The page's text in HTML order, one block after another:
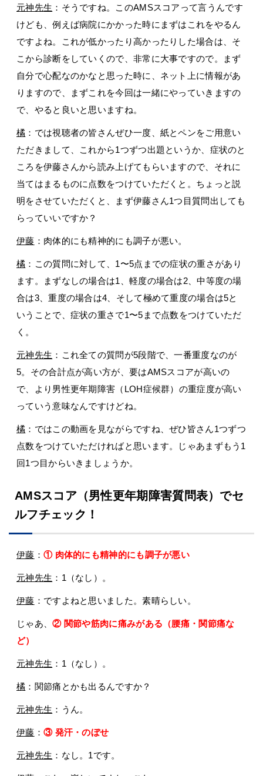
元神先生 ：そうですね。このAMSスコアって言うんです
けども、例えば病院にかかった時にまずはこれをやるん
ですよね。これが低かったり高かったりした場合は、そ
こから診断をしていくので、非常に大事ですので。まず
自分で心配なのかなと思った時に、ネット上に情報があ
りますので、まずこれを今回は一緒にやっていきますの
で、やると良いと思いますね。
橘 ：では視聴者の皆さんぜひ一度、紙とペンをご用意い
ただきまして、これから1つずつ出題というか、症状のと
ころを伊藤さんから読み上げてもらいますので、それに
当てはまるものに点数をつけていただくと。ちょっと説
明をさせていただくと、まず伊藤さん1つ目質問出しても
らっていいですか？
伊藤 ：肉体的にも精神的にも調子が悪い。
橘 ：この質問に対して、1〜5点までの症状の重さがあり
ます。まずなしの場合は1、軽度の場合は2、中等度の場
合は3、重度の場合は4、そして極めて重度の場合は5と
いうことで、症状の重さで1〜5まで点数をつけていただ
く。
元神先生 ：これ全ての質問が5段階で、一番重度なのが
5。その合計点が高い方が、要はAMSスコアが高いの
で、より男性更年期障害（LOH症候群）の重症度が高い
っていう意味なんですけどね。
橘 ：ではこの動画を見ながらですね、ぜひ皆さん1つずつ
点数をつけていただければと思います。じゃあまずもう1
回1つ目からいきましょうか。
AMSスコア（男性更年期障害質問表）でセ
ルフチェック！
伊藤 ： ① 肉体的にも精神的にも調子が悪い
元神先生 ：1（なし）。
伊藤 ：ですよねと思いました。素晴らしい。
じゃあ、② 関節や筋肉に痛みがある（腰痛・関節痛な
ど）
元神先生 ：1（なし）。
橘 ：関節痛とかも出るんですか？
元神先生 ：うん。
伊藤 ： ③ 発汗・のぼせ
元神先生 ：なし。1です。